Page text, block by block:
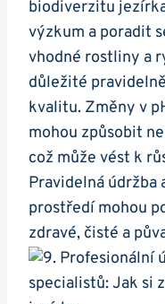
biodiverzitu
výzkum a poradit
vhodné rostliny a⁢
důležité
kvalitu. Změny v
mohou⁣ způsobit
což může vést k‍
Pravidelná údržba⁢
prostředí mohou
zdravé,⁢ čisté a